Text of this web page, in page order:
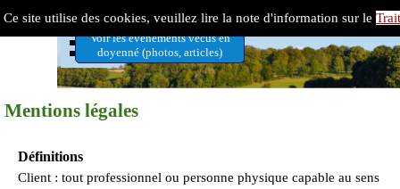
Ce site utilise des cookies, veuillez lire la note d'information sur le
Sauter le menu
Doyenné 7 Vallées-Ternois
Voir les évènements vécus en
doyenné (photos, articles)
Mentions légales
Définitions
Client : tout professionnel ou personne physique capable au sens